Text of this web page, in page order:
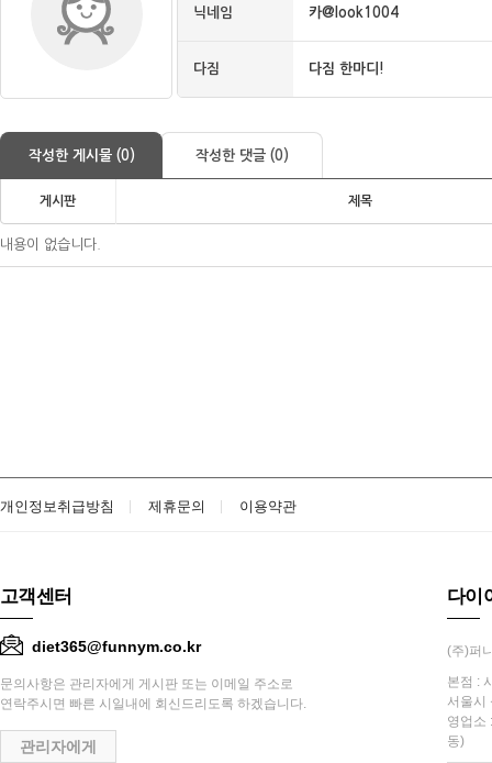
닉네임 카@look1004
다짐 다짐 한마디!
작성한 게시물 (0) 작성한 댓글 (0)
게시판 제목
내용이 없습니다.
개인정보취급방침 제휴문의 이용약관
고객센터
diet365@funnym.co.kr
문의사항은 관리자에게 게시판 또는 이메일 주소로
연락주시면 빠른 시일내에 회신드리도록 하겠습니다.
관리자에게
다이
(주)퍼
본점 :
서울시
영업소
동)